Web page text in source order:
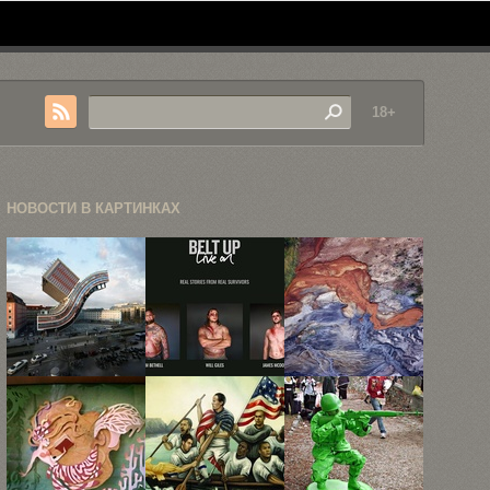
18+
НОВОСТИ В КАРТИНКАХ
88 вариантов
одного и
того ...
«Пристегнулся
— выжил»
«Индустриальные
шрамы», или
аэроснимки
загрязнения
...